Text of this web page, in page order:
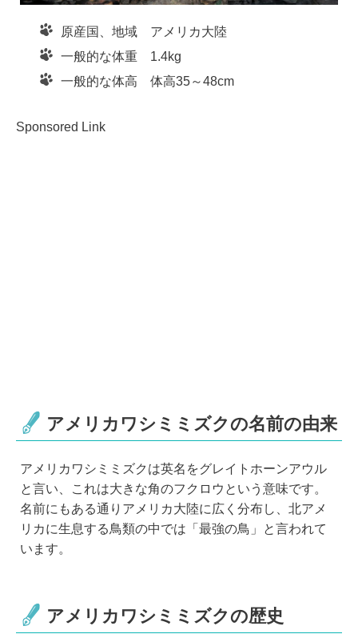
原産国、地域 アメリカ大陸
一般的な体重 1.4kg
一般的な体高 体高35～48cm
Sponsored Link
アメリカワシミミズクの名前の由来
アメリカワシミミズクは英名をグレイトホーンアウル
と言い、これは大きな角のフクロウという意味です。
名前にもある通りアメリカ大陸に広く分布し、北アメ
リカに生息する鳥類の中では「最強の鳥」と言われて
います。
アメリカワシミミズクの歴史